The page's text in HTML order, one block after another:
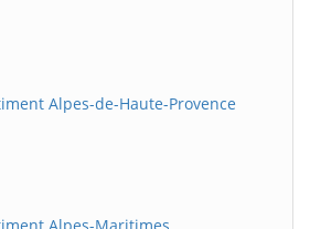
Alpes-de-Haute-Provence